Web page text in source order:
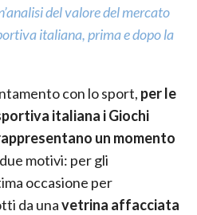
del valore del mercato
italiana, prima e dopo la
con lo sport, per le
italiana i Giochi
un momento
motivi: per gli
occasione per
da unavetrina affacciata